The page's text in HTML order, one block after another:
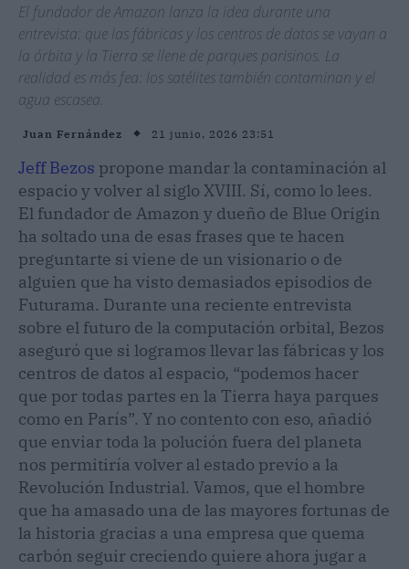
El fundador de Amazon lanza la idea durante una
entrevista: que las fábricas y los centros de datos se vayan a
la órbita y la Tierra se llene de parques parisinos. La
realidad es más fea: los satélites también contaminan y el
agua escasea.
Juan Fernández 21 junio, 2026 23:51
Jeff Bezos propone mandar la contaminación al
espacio y volver al siglo XVIII. Sí, como lo lees.
El fundador de Amazon y dueño de Blue Origin
ha soltado una de esas frases que te hacen
preguntarte si viene de un visionario o de
alguien que ha visto demasiados episodios de
Futurama. Durante una reciente entrevista
sobre el futuro de la computación orbital, Bezos
aseguró que si logramos llevar las fábricas y los
centros de datos al espacio, “podemos hacer
que por todas partes en la Tierra haya parques
como en París”. Y no contento con eso, añadió
que enviar toda la polución fuera del planeta
nos permitiría volver al estado previo a la
Revolución Industrial. Vamos, que el hombre
que ha amasado una de las mayores fortunas de
la historia gracias a una empresa que quema
carbón seguir creciendo quiere ahora jugar a